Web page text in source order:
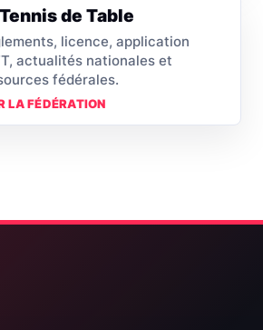
de Table
licence, application
actualités nationales et
fédérales.
LA FÉDÉRATION